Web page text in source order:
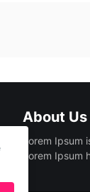
About Us
Lorem
Lorem